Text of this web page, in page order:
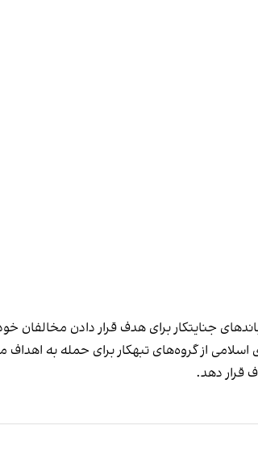
جنایتکار برای هدف قرار دادن مخالفان
از گروه‌های تبهکار برای حمله به
قرار دهد.